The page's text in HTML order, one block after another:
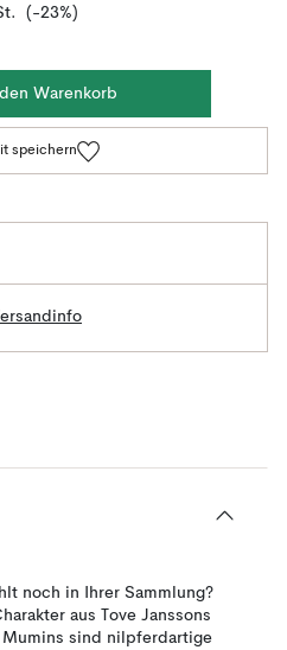
(-23%)
den Warenkorb
speichern
noch in Ihrer Sammlung?
aus Tove Janssons
sind nilpferdartige